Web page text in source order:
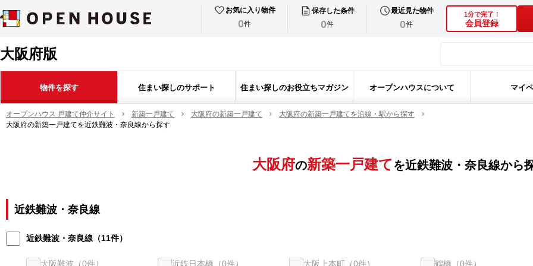
お気に入り物件
0件
保存した条件
0件
最近見た物件
0件
1分で完了！
会員登録
大阪府版
物件を探す 住まい探しのサポート 住まい探しのお役立ちマガジン オープンハウスについて マイ
オープンハウス 戸建て仲介サイト 新築一戸建て 大阪府の新築一戸建て
大阪府の新築一戸建てを沿線・駅から探す
大阪府の新築一戸建てを近鉄難波・奈良線から探す
大阪府の新築一戸建て を近鉄難波・奈良線から
近鉄難波・奈良線
近鉄難波・奈良線 （11件）
大阪難波 （0件） 近鉄日本橋 （0件） 大阪上本町 （0件） 鶴橋 （0件）